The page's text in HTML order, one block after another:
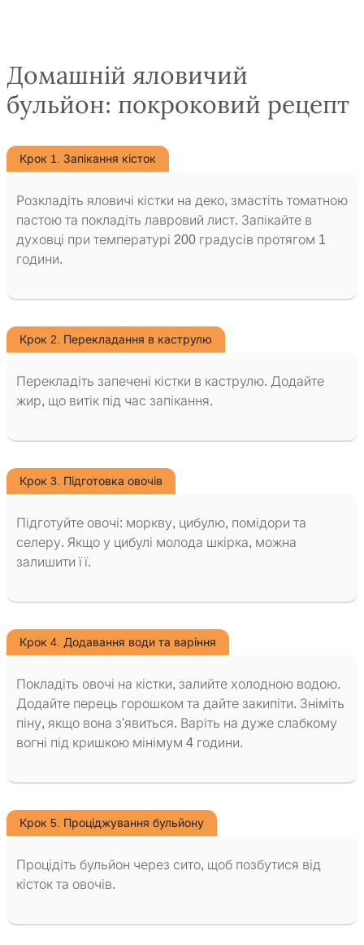
Домашній яловичий
бульйон: покроковий рецепт
Крок 1. Запікання кісток
Розкладіть яловичі кістки на деко, змастіть томатною
пастою та покладіть лавровий лист. Запікайте в
духовці при температурі 200 градусів протягом 1
години.
Крок 2. Перекладання в каструлю
Перекладіть запечені кістки в каструлю. Додайте
жир, що витік під час запікання.
Крок 3. Підготовка овочів
Підготуйте овочі: моркву, цибулю, помідори та
селеру. Якщо у цибулі молода шкірка, можна
залишити її.
Крок 4. Додавання води та варіння
Покладіть овочі на кістки, залийте холодною водою.
Додайте перець горошком та дайте закипіти. Зніміть
піну, якщо вона з'явиться. Варіть на дуже слабкому
вогні під кришкою мінімум 4 години.
Крок 5. Проціджування бульйону
Процідіть бульйон через сито, щоб позбутися від
кісток та овочів.